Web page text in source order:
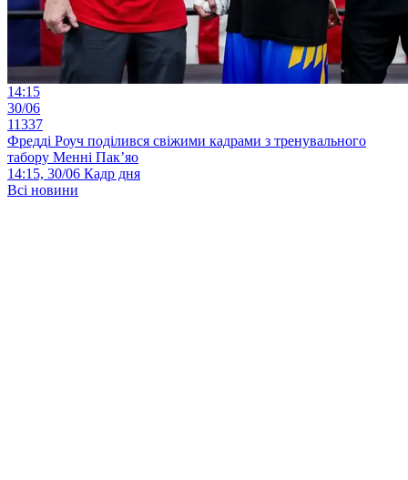
14:15
30/06
11337
Фредді Роуч поділився свіжими кадрами з тренувального
табору Менні Пак’яо
14:15, 30/06 Кадр дня
Всі новини